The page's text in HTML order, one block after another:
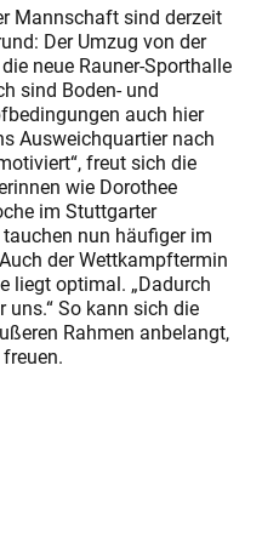
Mannschaft sind derzeit
Der Umzug von der
neue Rauner-Sporthalle
sind Boden- und
auch hier
Ausweichquartier nach
freut sich die
wie Dorothee
im Stuttgarter
nun häufiger im
der Wettkampftermin
liegt optimal. „Dadurch
So kann sich die
Rahmen anbelangt,